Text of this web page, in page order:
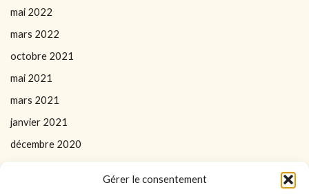
Gérer le consentement
mai 2022
mars 2022
octobre 2021
mai 2021
mars 2021
janvier 2021
décembre 2020